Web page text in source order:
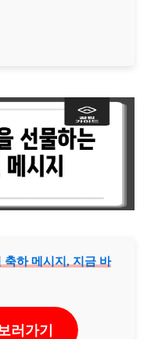
축하 메시지, 지금 바
러가기